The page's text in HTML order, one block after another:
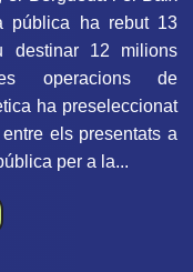
pública ha rebut 13
destinar 12 milions
operacions de
ha preseleccionat
els presentats a
per a la...